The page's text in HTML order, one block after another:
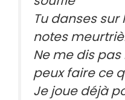
Tu danses
notes
Ne me dis pas
peux faire ce
Je joue déjà